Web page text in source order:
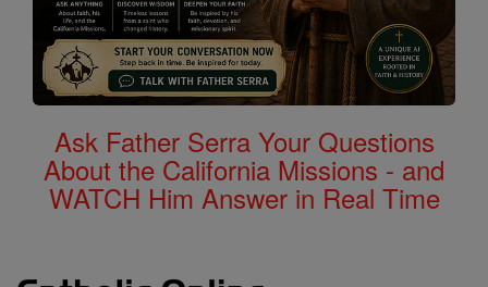
Ask Father Serra Your Questions
About the California Missions - and
WATCH Him Answer in Real Time